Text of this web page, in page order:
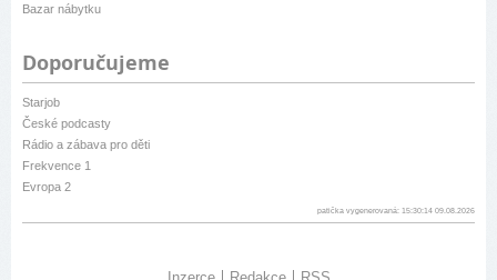
Bazar nábytku
Doporučujeme
Starjob
České podcasty
Rádio a zábava pro děti
Frekvence 1
Evropa 2
patička vygenerovaná: 15:30:14 09.08.2026
Inzerce Redakce RSS